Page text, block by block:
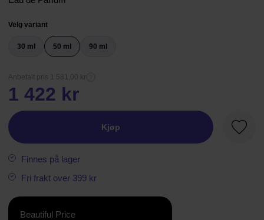
Velg variant
30 ml 50 ml 90 ml
Anbefalt pris 1 581,00 kr
1 422 kr
Kjøp
Finnes på lager
Fri frakt over 399 kr
Beautiful Price